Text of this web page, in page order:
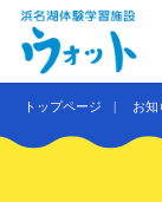
トップページ お知